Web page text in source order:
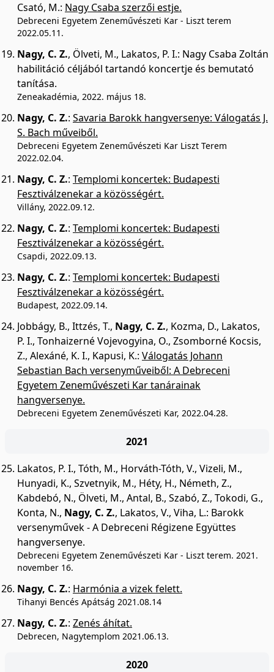
Csató, M.: Nagy Csaba szerzői estje.
Debreceni Egyetem Zeneművészeti Kar - Liszt terem
2022.05.11.
Nagy, C. Z., Ölveti, M., Lakatos, P. I.: Nagy Csaba Zoltán
habilitáció céljából tartandó koncertje és bemutató
tanítása.
Zeneakadémia, 2022. május 18.
Nagy, C. Z.: Savaria Barokk hangversenye: Válogatás J.
S. Bach műveiből.
Debreceni Egyetem Zeneművészeti Kar Liszt Terem
2022.02.04.
Nagy, C. Z.: Templomi koncertek: Budapesti
Fesztiválzenekar a közösségért.
Villány, 2022.09.12.
Nagy, C. Z.: Templomi koncertek: Budapesti
Fesztiválzenekar a közösségért.
Csapdi, 2022.09.13.
Nagy, C. Z.: Templomi koncertek: Budapesti
Fesztiválzenekar a közösségért.
Budapest, 2022.09.14.
Jobbágy, B., Ittzés, T., Nagy, C. Z., Kozma, D., Lakatos,
P. I., Tonhaizerné Vojevogyina, O., Zsomborné Kocsis,
Z., Alexáné, K. I., Kapusi, K.: Válogatás Johann
Sebastian Bach versenyműveiből: A Debreceni
Egyetem Zeneművészeti Kar tanárainak
hangversenye.
Debreceni Egyetem Zeneművészeti Kar, 2022.04.28.
2021
Lakatos, P. I., Tóth, M., Horváth-Tóth, V., Vizeli, M.,
Hunyadi, K., Szvetnyik, M., Héty, H., Németh, Z.,
Kabdebó, N., Ölveti, M., Antal, B., Szabó, Z., Tokodi, G.,
Konta, N., Nagy, C. Z., Lakatos, V., Viha, L.: Barokk
versenyművek - A Debreceni Régizene Együttes
hangversenye.
Debreceni Egyetem Zeneművészeti Kar - Liszt terem. 2021.
november 16.
Nagy, C. Z.: Harmónia a vizek felett.
Tihanyi Bencés Apátság 2021.08.14
Nagy, C. Z.: Zenés áhítat.
Debrecen, Nagytemplom 2021.06.13.
2020